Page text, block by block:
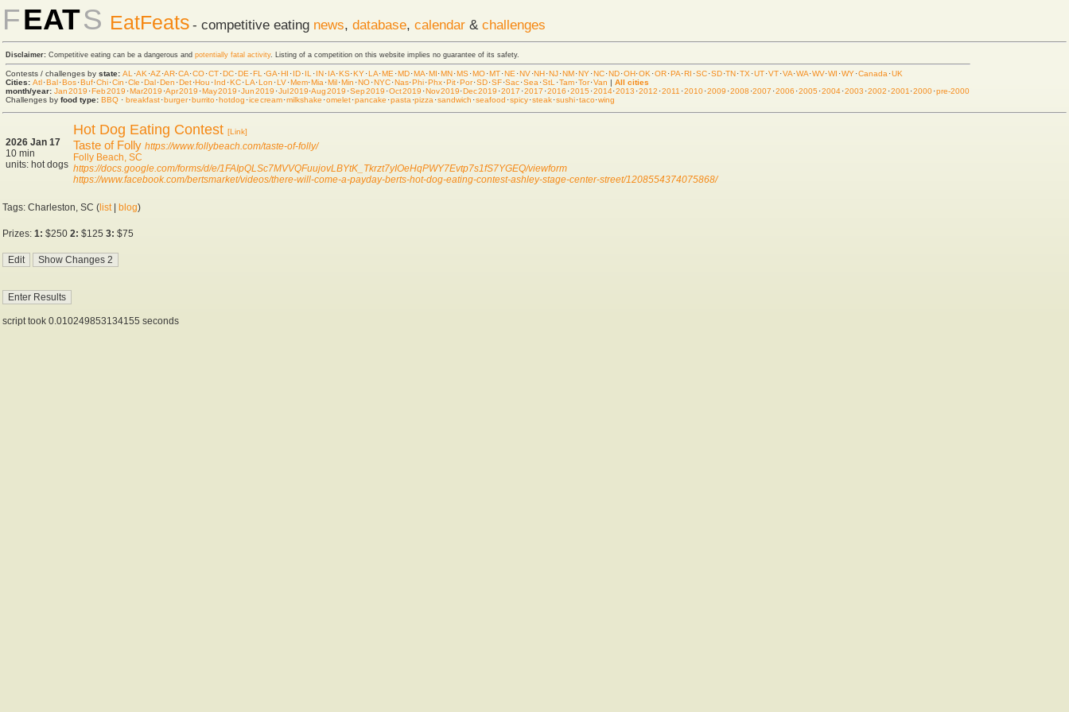
FEATS EatFeats - competitive eating news, database, calendar & challenges
Disclaimer: Competitive eating can be a dangerous and potentially fatal activity. Listing of a competition on this website implies no guarantee of its safety.
Contests / challenges by state: AL ·AK ·AZ·AR·CA·CO·CT·DC·DE ·FL ·GA·HI ·ID·IL ·IN·IA·KS·KY·LA·ME ·MD·MA·MI·MN·MS·MO·MT·NE ·NV·NH·NJ·NM·NY·NC·ND·OH·OK ·OR·PA·RI ·SC·SD·TN·TX ·UT·VT·VA·WA·WV·WI ·WY·Canada ·UK
Cities: Atl·Bal·Bos·Buf·Chi·Cin ·Cle ·Dal·Den ·Det·Hou ·Ind ·KC·LA·Lon ·LV·Mem·Mia ·Mil·Min ·NO·NYC·Nas·Phi·Phx·Pit·Por·SD·SF·Sac·Sea ·StL ·Tam·Tor·Van | All cities
month/year: Jan 2019 ·Feb 2019 ·Mar 2019 ·Apr 2019 ·May 2019 ·Jun 2019 ·Jul 2019·Aug 2019 ·Sep 2019 ·Oct 2019 ·Nov 2019·Dec 2019 ·2017 ·2017 ·2016 ·2015 ·2014·2013 ·2012 ·2011 ·2010·2009 ·2008 ·2007 ·2006 ·2005 ·2004·2003 ·2002 ·2001 ·2000·pre-2000
Challenges by food type: BBQ · breakfast·burger·burrito·hot dog ·ice cream·milkshake ·omelet·pancake ·pasta ·pizza ·sandwich ·seafood ·spicy·steak·sushi·taco·wing
2026 Jan 17
10 min
units: hot dogs
Hot Dog Eating Contest [Link]
Taste of Folly https://www.follybeach.com/taste-of-folly/
Folly Beach, SC
https://docs.google.com/forms/d/e/1FAIpQLSc7MVVQFuujovLBYtK_Tkrzt7yIOeHqPWY7Evtp7s1fS7YGEQ/viewform
https://www.facebook.com/bertsmarket/videos/there-will-come-a-payday-berts-hot-dog-eating-contest-ashley-stage-center-street/1208554374075868/
Tags: Charleston, SC ( list| blog)
Prizes: 1: $250 2: $125 3: $75
script took 0.010249853134155 seconds